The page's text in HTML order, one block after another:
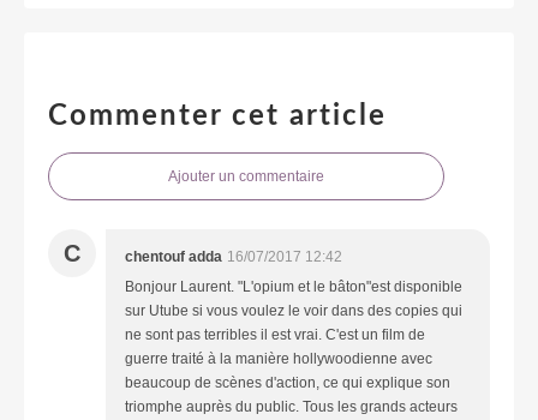
Commenter cet article
Ajouter un commentaire
C chentouf adda 16/07/2017 12:42
Bonjour Laurent. "L'opium et le bâton"est disponible
sur Utube si vous voulez le voir dans des copies qui
ne sont pas terribles il est vrai. C'est un film de
guerre traité à la manière hollywoodienne avec
beaucoup de scènes d'action, ce qui explique son
triomphe auprès du public. Tous les grands acteurs